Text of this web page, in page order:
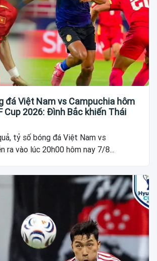
đá Việt Nam vs Campuchia hôm
Cup 2026: Đình Bắc khiến Thái
tỷ số bóng đá Việt Nam vs
ra vào lúc 20h00 hôm nay 7/8...